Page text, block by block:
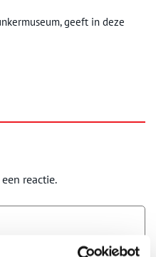
geeft in deze
reactie.